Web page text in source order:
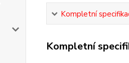
Kompletní
Kompletní